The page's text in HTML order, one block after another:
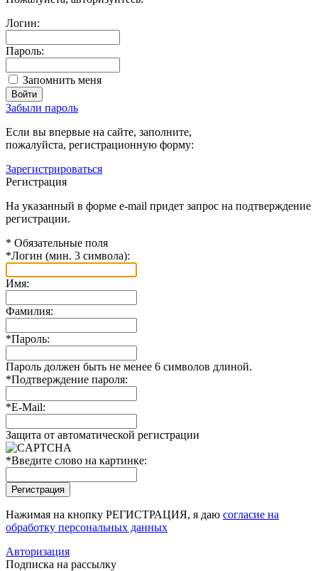
Логин:
Пароль:
Запомнить меня
Забыли пароль
Если вы впервые на сайте, заполните,
пожалуйста, регистрационную форму:
Зарегистрироваться
Регистрация
На указанный в форме e-mail придет запрос на подтверждение
регистрации.
* Обязательные поля
*Логин (мин. 3 символа):
Имя:
Фамилия:
*Пароль:
Пароль должен быть не менее 6 символов длиной.
*Подтверждение пароля:
*E-Mail:
Защита от автоматической регистрации
*Введите слово на картинке:
Нажимая на кнопку РЕГИСТРАЦИЯ, я даю согласие на
обработку персональных данных
Авторизация
Подписка на рассылку